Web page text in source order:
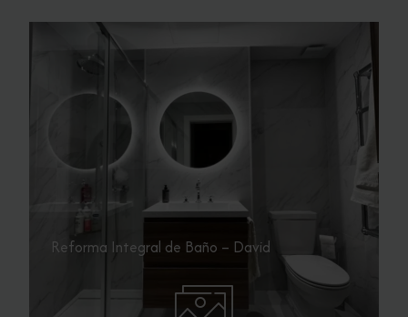
Reforma Integral de Baño – David